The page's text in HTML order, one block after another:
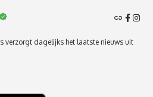
verzorgt dagelijks het laatste nieuws uit